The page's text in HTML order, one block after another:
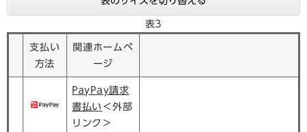
表3
支払い
方法
関連ホームペ
ージ
PayPay請求
書払い ＜外部
リンク＞